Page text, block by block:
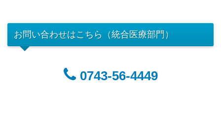
お問い合わせはこちら（統合医療部門）
0743-56-4449